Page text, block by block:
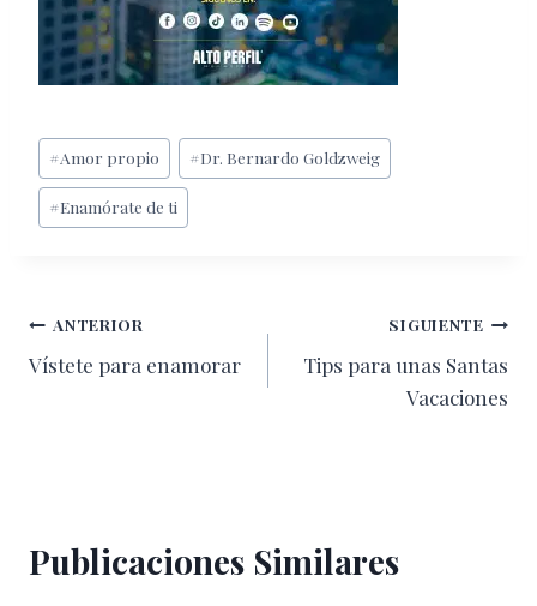
Etiquetas
de
la
#Amor propio #Dr. Bernardo Goldzweig
#Enamórate de ti
Navegación
de
ANTERIOR
Vístete para enamorar
SIGUIENTE
Tips para unas Santas
Vacaciones
Publicaciones Similares